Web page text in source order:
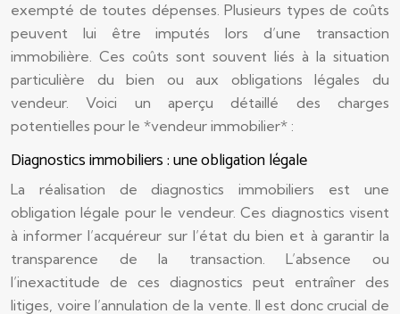
exempté de toutes dépenses. Plusieurs types de coûts
peuvent lui être imputés lors d’une transaction
immobilière. Ces coûts sont souvent liés à la situation
particulière du bien ou aux obligations légales du
vendeur. Voici un aperçu détaillé des charges
potentielles pour le *vendeur immobilier* :
Diagnostics immobiliers : une obligation légale
La réalisation de diagnostics immobiliers est une
obligation légale pour le vendeur. Ces diagnostics visent
à informer l’acquéreur sur l’état du bien et à garantir la
transparence de la transaction. L’absence ou
l’inexactitude de ces diagnostics peut entraîner des
litiges, voire l’annulation de la vente. Il est donc crucial de